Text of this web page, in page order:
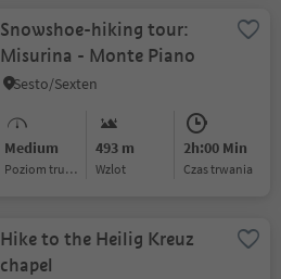
Snowshoe-hiking tour:
Misurina - Monte Piano
Sesto/Sexten
Medium
Poziom trudności
493 m
Wzlot
2h:00 Min
czas trwania
Hike to the Heilig Kreuz
chapel